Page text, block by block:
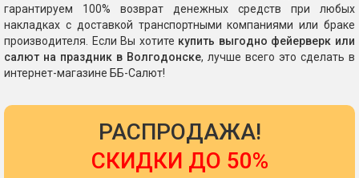
гарантируем 100% возврат денежных средств при любых
накладках с доставкой транспортными компаниями или браке
производителя. Если Вы хотите купить выгодно фейерверк или
салют на праздник в Волгодонске, лучше всего это сделать в
интернет-магазине ББ-Салют!
РАСПРОДАЖА!
СКИДКИ ДО 50%